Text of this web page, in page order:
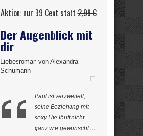
Aktion: nur 99 Cent statt2,99 €
Der Augenblick mit
dir
Liebesroman von Alexandra
Schumann
Paul ist verzweifelt,
seine Beziehung mit
sexy Ute läuft nicht
ganz wie gewünscht …